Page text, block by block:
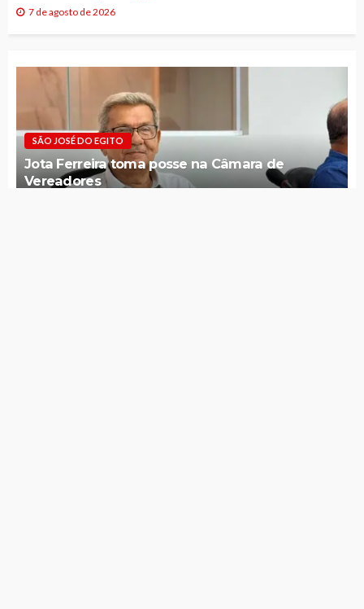
7 de agosto de 2026
SÃO JOSÉ DO EGITO
Jota Ferreira toma posse na Câmara de
Vereadores